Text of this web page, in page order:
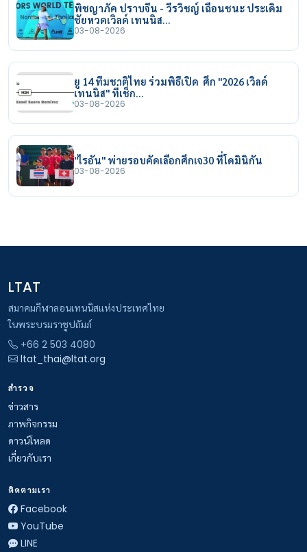
พิชญาภัค ปราบจีน - วีรวิชญ์ เฉือนชนะ ประเดิม
ชัยหวดเวิลด์ เทนนิส…
03-08-2026
ยู 14 ทีมชาติไทย ร่วมพิธีเปิด ศึก "2026 เวิลด์
เทนนิส" ที่เช็ก…
03-08-2026
"ไรอัน" พ่ายรอบคัดเลือกศึกเจ30 ที่โดมินิกัน
03-08-2026
LTAT
สมาคมกีฬาลอนเทนนิสแห่งประเทศไทย
ในพระบรมราชูปถัมภ์
+66 2 503 4080
ltat_thai@ltat.org
สำรวจ
ข่าวสาร
ภาพกิจกรรม
ดาวน์โหลด
เกี่ยวกับเรา
ติดตามเรา
Facebook
YouTube
LINE